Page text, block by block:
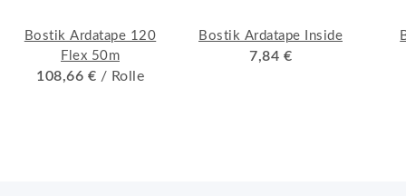
Bostik Ardatape 120
Flex 50m
108,66 € / Rolle
Bostik Ardatape Inside
7,84 €